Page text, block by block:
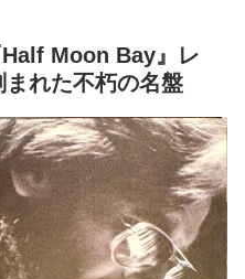
Moon Bay』レ
まれた不朽の名盤